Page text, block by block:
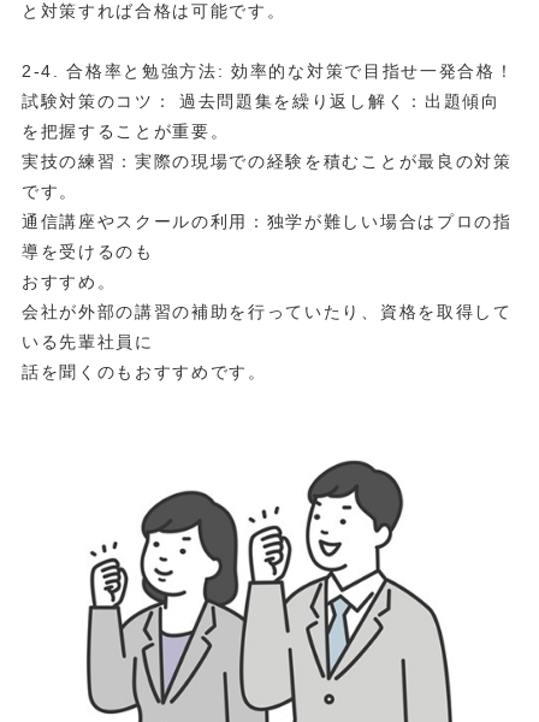
と対策すれば合格は可能です。
2-4. 合格率と勉強方法: 効率的な対策で目指せ一発合格！
試験対策のコツ： 過去問題集を繰り返し解く：出題傾向
を把握することが重要。
実技の練習：実際の現場での経験を積むことが最良の対策
です。
通信講座やスクールの利用：独学が難しい場合はプロの指
導を受けるのも
おすすめ。
会社が外部の講習の補助を行っていたり、資格を取得して
いる先輩社員に
話を聞くのもおすすめです。